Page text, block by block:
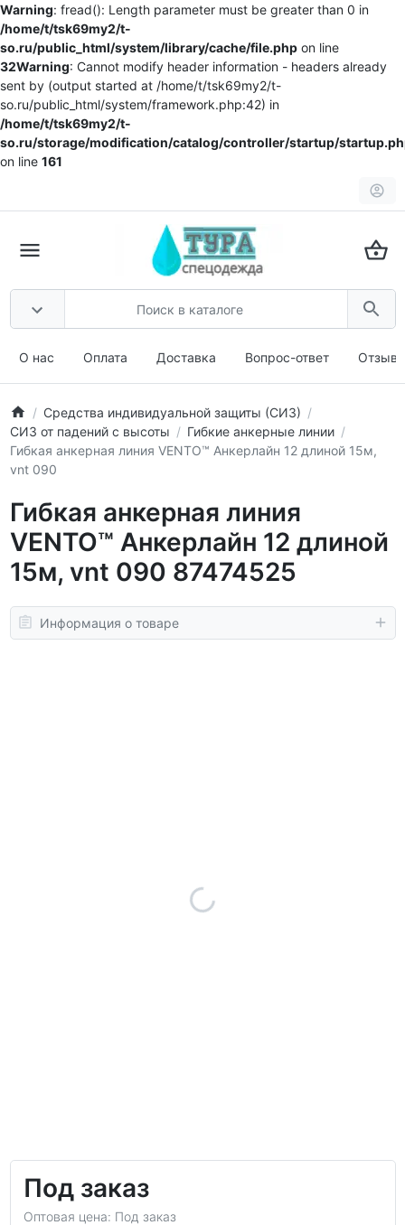
Warning: fread(): Length parameter must be greater than 0 in
/home/t/tsk69my2/t-
so.ru/public_html/system/library/cache/file.php on line
32Warning: Cannot modify header information - headers already
sent by (output started at /home/t/tsk69my2/t-
so.ru/public_html/system/framework.php:42) in
/home/t/tsk69my2/t-
so.ru/storage/modification/catalog/controller/startup/
on line 161
О нас Оплата Доставка Вопрос-ответ
Средства индивидуальной защиты (СИЗ)
СИЗ от падений с высоты
Гибкие анкерные линии
Гибкая анкерная линия VENTO™ Анкерлайн 12 длиной 15м,
vnt 090
Гибкая анкерная линия
VENTO™ Анкерлайн 12 длиной
15м, vnt 090 87474525
Информация о товаре
Под заказ
Оптовая цена: Под заказ